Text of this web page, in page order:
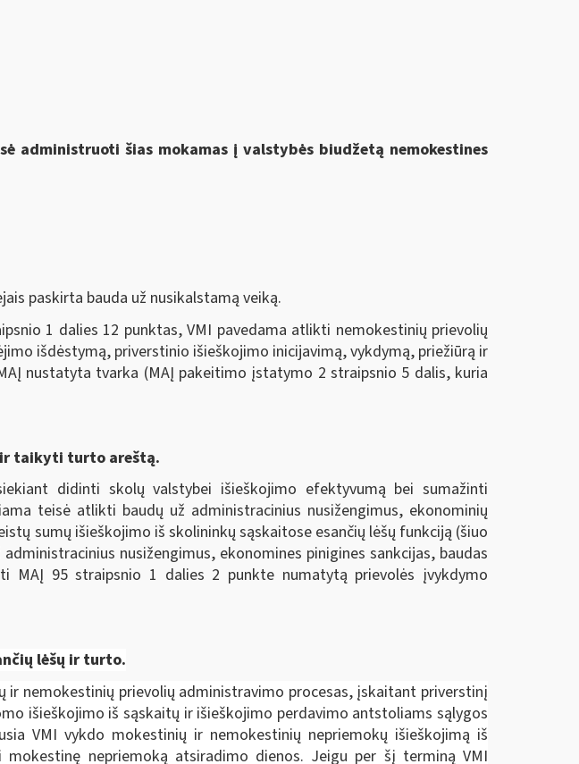
administruoti šias mokamas į valstybės biudžetą nemokestines
paskirta bauda už nusikalstamą veiką.
1 dalies 12 punktas, VMI pavedama atlikti nemokestinių prievolių
išdėstymą, priverstinio išieškojimo inicijavimą, vykdymą, priežiūrą ir
nustatyta tvarka (MAĮ pakeitimo įstatymo 2 straipsnio 5 dalis, kuria
ir taikyti turto areštą.
didinti skolų valstybei išieškojimo efektyvumą bei sumažinti
teisė atlikti baudų už administracinius nusižengimus, ekonominių
sumų išieškojimo iš skolininkų sąskaitose esančių lėšų funkciją (šiuo
nusižengimus, ekonomines pinigines sankcijas, baudas
MAĮ 95 straipsnio 1 dalies 2 punkte numatytą prievolės įvykdymo
lėšų ir turto.
nemokestinių prievolių administravimo procesas, įskaitant priverstinį
išieškojimo iš sąskaitų ir išieškojimo perdavimo antstoliams sąlygos
VMI vykdo mokestinių ir nemokestinių nepriemokų išieškojimą iš
nepriemoką atsiradimo dienos. Jeigu per šį terminą VMI